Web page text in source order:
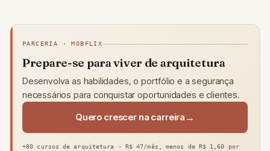
PARCERIA · MOBFLIX
Prepare-se para viver de arquitetura
Desenvolva as habilidades, o portfólio e a segurança
necessários para conquistar oportunidades e clientes.
Quero crescer na carreira
+80 cursos de arquitetura · R$ 47/mês, menos de R$ 1,60 por